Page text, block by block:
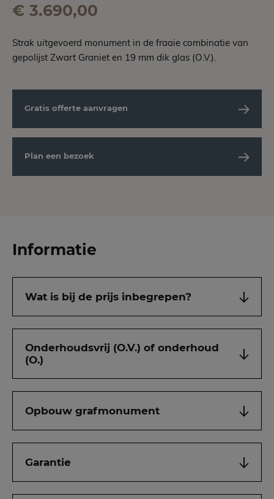
€ 3.690,00
Strak uitgevoerd monument in de fraaie combinatie van
gepolijst Zwart Graniet en 19 mm dik glas (O.V.).
Gratis offerte aanvragen
Plan een bezoek
Informatie
Wat is bij de prijs inbegrepen?
Onderhoudsvrij (O.V.) of onderhoud
(O.)
Opbouw grafmonument
Garantie